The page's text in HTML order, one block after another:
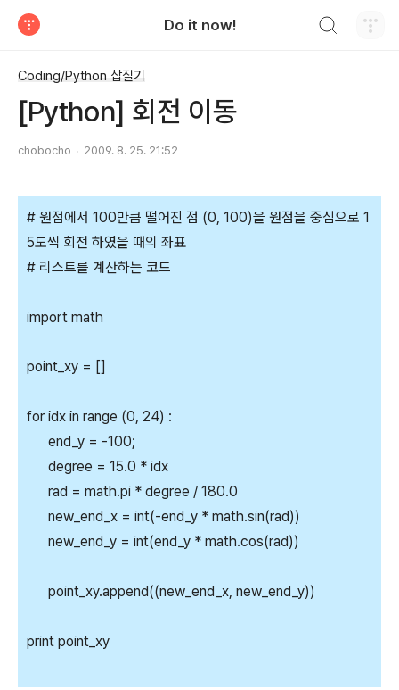
Do it now!
Coding/Python 삽질기
[Python] 회전 이동
chobocho 2009. 8. 25. 21:52
# 원점에서 100만큼 떨어진 점 (0, 100)을 원점을 중심으로 1
5도씩 회전 하였을 때의 좌표
# 리스트를 계산하는 코드
import math
point_xy = []
for idx in range (0, 24) :
end_y = -100;
degree = 15.0 * idx
rad = math.pi * degree / 180.0
new_end_x = int(-end_y * math.sin(rad))
new_end_y = int(end_y * math.cos(rad))
point_xy.append((new_end_x, new_end_y))
print point_xy